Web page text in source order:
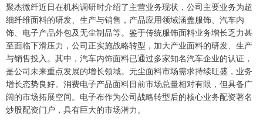
聚杰微纤近日在机构调研时介绍了主营业务现状，公司主要业务为超
细纤维面料的研发、生产与销售，产品应用领域涵盖服饰、汽车内
饰、电子产品外包及无尘制品等。鉴于传统服饰面料业务增长乏力甚
至面临下滑压力，公司正实施战略转型，加大产业面料的研发、生产
与销售投入。其中，汽车内饰面料已通过多家知名汽车企业的认证，
是公司未来重点发展的增长领域。无尘面料市场需求持续旺盛，业务
增长态势良好。消费电子产品面料目前市场总量相对有限，但具备广
阔的市场拓展空间。电子布作为公司战略转型后的核心业务配资著名
炒股配资门户，具有巨大的市场潜力。